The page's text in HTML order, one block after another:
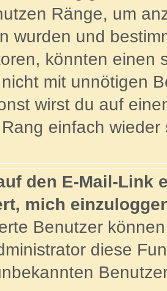
Ränge, um
wurden und
könnten einen
mit unnötigen
wirst du auf
einfach wieder
den E-Mail-Link
mich
Benutzer
diese